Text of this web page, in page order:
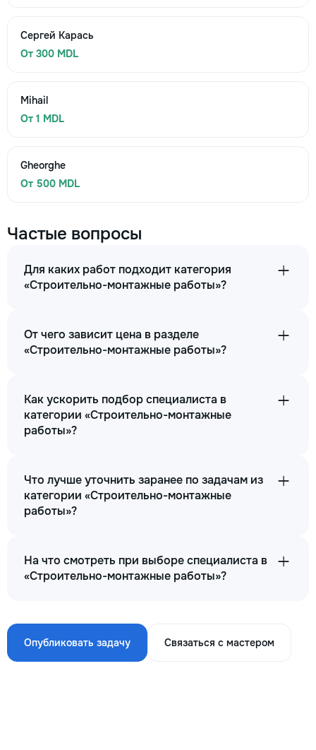
Сергей Карась
От 300 MDL
Mihail
От 1 MDL
Gheorghe
От 500 MDL
Частые вопросы
Для каких работ подходит категория
«Строительно-монтажные работы»?
От чего зависит цена в разделе
«Строительно-монтажные работы»?
Как ускорить подбор специалиста в
категории «Строительно-монтажные
работы»?
Что лучше уточнить заранее по задачам из
категории «Строительно-монтажные
работы»?
На что смотреть при выборе специалиста в
«Строительно-монтажные работы»?
Опубликовать задачу Связаться с мастером